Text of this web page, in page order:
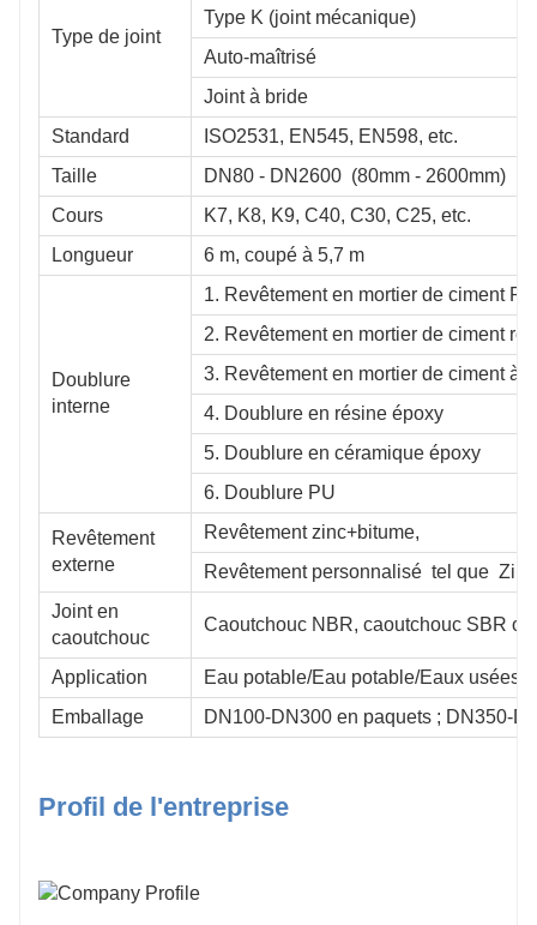
Type de joint
Type K (joint mécanique)
Auto-maîtrisé
Joint à bride
Standard
ISO2531, EN545, EN598, etc.
Taille
DN80 - DN2600 (80mm - 2600mm)
Cours
K7, K8, K9, C40, C30, C25, etc.
Longueur
6 m, coupé à 5,7 m
Doublure
interne
1. Revêtement en mortier de ciment
2. Revêtement en mortier de ciment
3. Revêtement en mortier de ciment à
4. Doublure en résine époxy
5. Doublure en céramique époxy
6. Doublure PU
Revêtement
externe
Revêtement zinc+bitume,
Revêtement personnalisé tel que
Joint en
caoutchouc
Caoutchouc NBR, caoutchouc SBR
Application
Eau potable/Eau potable/Eaux usées
Emballage
DN100-DN300 en paquets ; DN350-
Profil de l'entreprise